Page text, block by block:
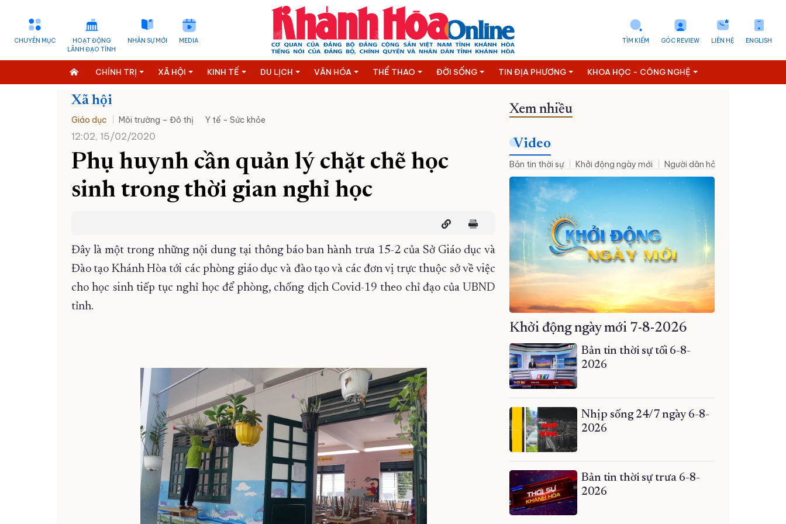
CHUYÊN MỤC
HOẠT ĐỘNG
LÃNH ĐẠO TỈNH
NHÂN SỰ MỚI MEDIA ENGLISH
LIÊN HỆ
GÓC REVIEW
TÌM KIẾM
CHÍNH TRỊ XÃ HỘI KINH TẾ DU LỊCH VĂN HÓA THỂ THAO ĐỜI SỐNG TIN ĐỊA PHƯƠNG KHOA HỌC - CÔNG NGHỆ
Xã hội
Giáo dục Môi trường – Đô thị Y tế - Sức khỏe
12:02, 15/02/2020
Phụ huynh cần quản lý chặt chẽ học
sinh trong thời gian nghỉ học
Đây là một trong những nội dung tại thông báo ban hành trưa 15-2 của Sở Giáo dục và
Đào tạo Khánh Hòa tới các phòng giáo dục và đào tạo và các đơn vị trực thuộc sở về việc
cho học sinh tiếp tục nghỉ học để phòng, chống dịch Covid-19 theo chỉ đạo của UBND
tỉnh.
Xem nhiều
Video
Bản tin thời sự Khởi động ngày mới Người dân hỏi – Cơ quan nhà
Khởi động ngày mới 7-8-2026
Bản tin thời sự tối 6-8-
2026
Nhịp sống 24/7 ngày 6-8-
2026
Bản tin thời sự trưa 6-8-
2026